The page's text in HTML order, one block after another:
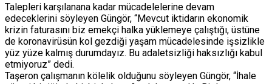
Talepleri karşılanana kadar mücadelelerine devam
edeceklerini söyleyen Güngör, “Mevcut iktidarın ekonomik
krizin faturasını biz emekçi halka yüklemeye çalıştığı, üstüne
de koronavirüsün kol gezdiği yaşam mücadelesinde işsizlikle
yüz yüze kalmış durumdayız. Bu adaletsizliği haksızlığı kabul
etmiyoruz” dedi.
Taşeron çalışmanın kölelik olduğunu söyleyen Güngör, “İhale